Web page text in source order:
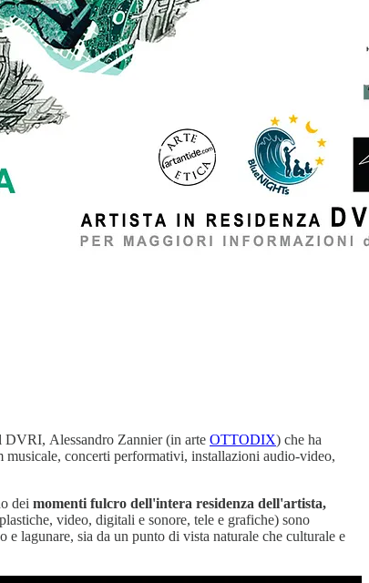
DVRI, Alessandro Zannier (in arte OTTODIX) che ha
concerti performativi, installazioni audio-video,
dei momenti fulcro dell'intera residenza dell'artista,
video, digitali e sonore, tele e grafiche) sono
lagunare, sia da un punto di vista naturale che culturale e